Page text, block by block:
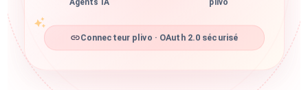
Agents IA plivo
Connecteur plivo · OAuth 2.0 sécurisé